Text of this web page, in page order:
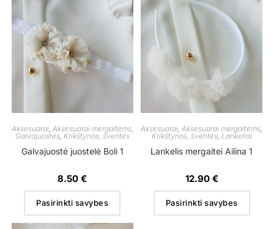
Aksesuarai, Aksesuarai mergaitėms,
Galvajuostės, Krikštynos, šventės
Galvajuostė juostelė Boli 1
8.50€
Pasirinkti savybes
Aksesuarai ,Aksesuarai mergaitėms
Krikštynos, šventės, Lankeliai
Lankelis mergaitei Ailina 1
12.90 €
Pasirinkti savybes